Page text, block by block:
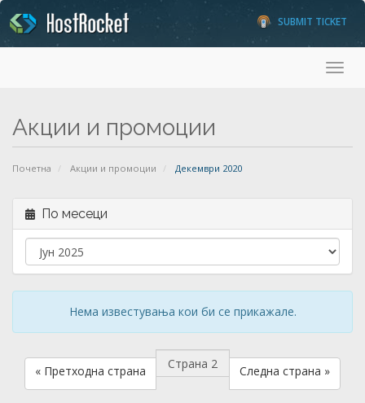
SUBMIT TICKET
Акции и промоции
Почетна Акции и промоции Декември 2020
По месеци
Нема известувања кои би се прикажале.
« Претходна страна Следна страна »